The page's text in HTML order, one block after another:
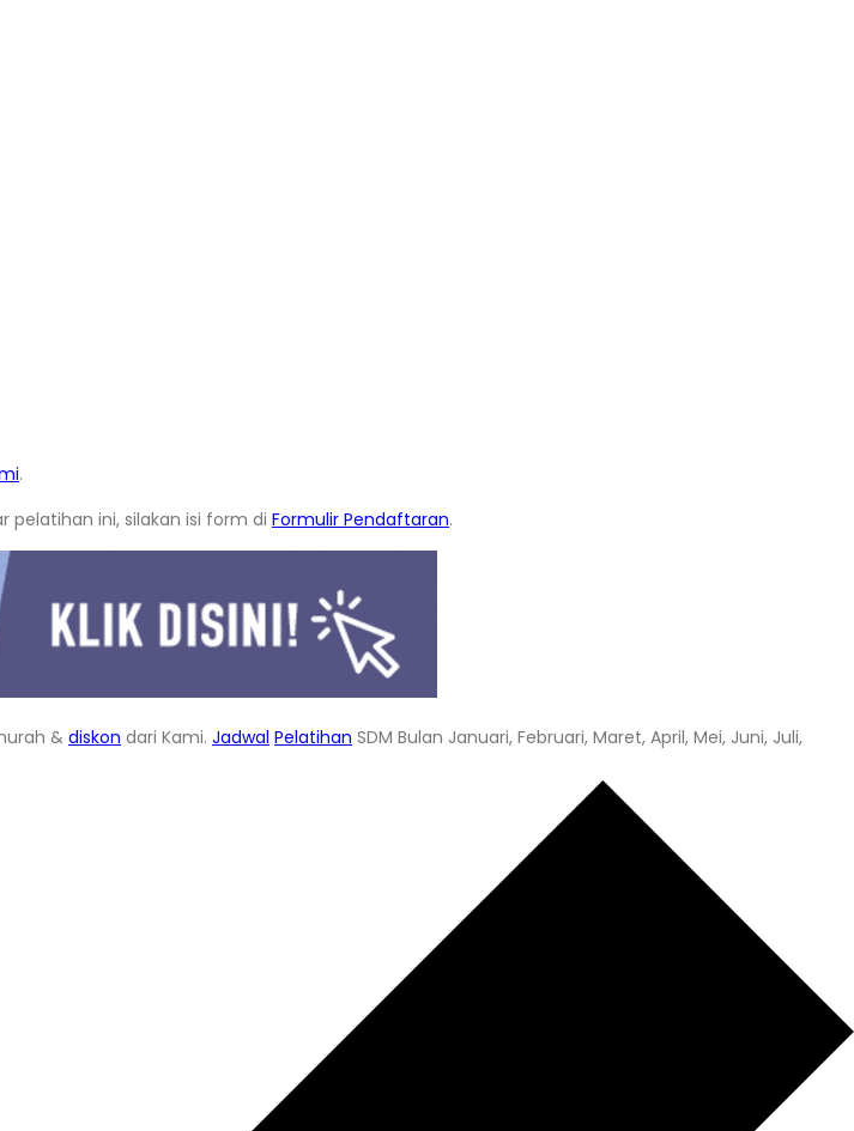
.
pelatihan ini, silakan isi form di Formulir Pendaftaran.
& diskon dari Kami. Jadwal Pelatihan SDM Bulan Januari, Februari, Maret, April, Mei, Juni, Juli,